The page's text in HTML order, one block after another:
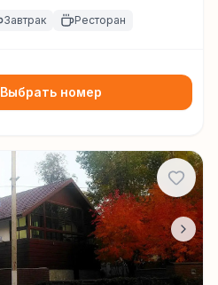
Завтрак Ресторан
Выбрать номер